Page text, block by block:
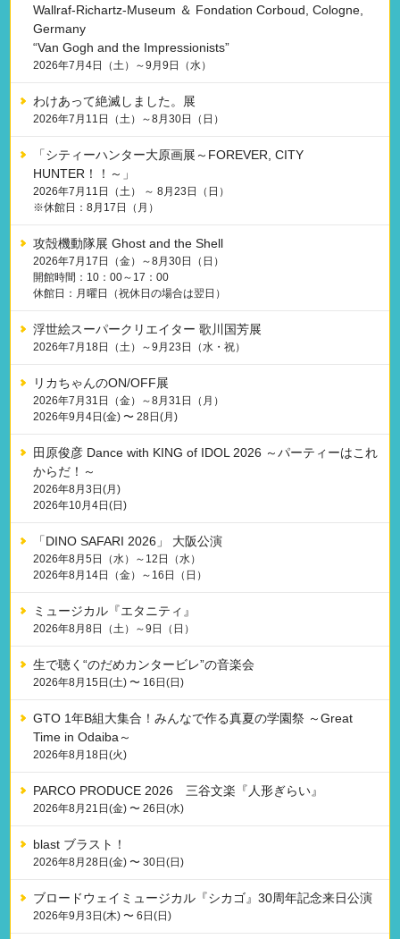
Wallraf-Richartz-Museum ＆ Fondation Corboud, Cologne,
Germany
“Van Gogh and the Impressionists”
2026年7月4日（土）～9月9日（水）
わけあって絶滅しました。展
2026年7月11日（土）～8月30日（日）
「シティーハンター大原画展～FOREVER, CITY
HUNTER！！～」
2026年7月11日（土） ～ 8月23日（日）
※休館日：8月17日（月）
攻殻機動隊展 Ghost and the Shell
2026年7月17日（金）～8月30日（日）
開館時間：10：00～17：00
休館日：月曜日（祝休日の場合は翌日）
浮世絵スーパークリエイター 歌川国芳展
2026年7月18日（土）～9月23日（水・祝）
リカちゃんのON/OFF展
2026年7月31日（金）～8月31日（月）
2026年9月4日(金) 〜 28日(月)
田原俊彦 Dance with KING of IDOL 2026 ～パーティーはこれ
からだ！～
2026年8月3日(月)
2026年10月4日(日)
「DINO SAFARI 2026」 大阪公演
2026年8月5日（水）～12日（水）
2026年8月14日（金）～16日（日）
ミュージカル『エタニティ』
2026年8月8日（土）～9日（日）
生で聴く“のだめカンタービレ”の音楽会
2026年8月15日(土) 〜 16日(日)
GTO 1年B組大集合！みんなで作る真夏の学園祭 ～Great
Time in Odaiba～
2026年8月18日(火)
PARCO PRODUCE 2026 三谷文楽『人形ぎらい』
2026年8月21日(金) 〜 26日(水)
blast ブラスト！
2026年8月28日(金) 〜 30日(日)
ブロードウェイミュージカル『シカゴ』30周年記念来日公演
2026年9月3日(木) 〜 6日(日)